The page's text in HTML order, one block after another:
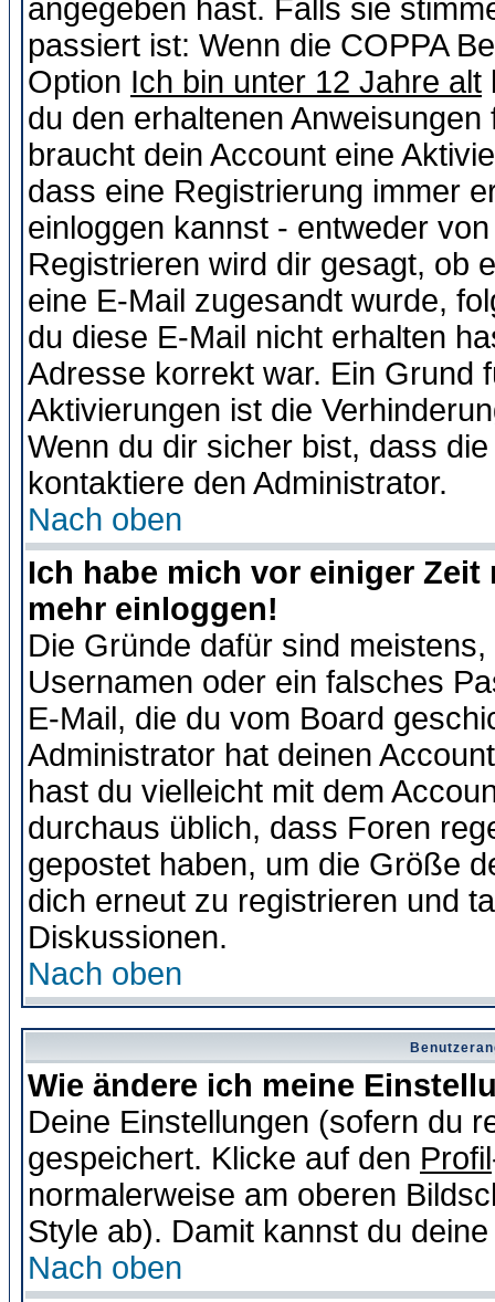
angegeben hast. Falls sie
passiert ist: Wenn die COPPA
Option Ich bin unter 12 Jahre alt
du den erhaltenen
braucht dein Account eine
dass eine Registrierung immer
einloggen kannst - entweder
Registrieren wird dir gesagt, ob
eine E-Mail zugesandt wurde,
du diese E-Mail nicht erhalten
Adresse korrekt war. Ein Grund
Aktivierungen ist die
Wenn du dir sicher bist, dass
kontaktiere den Administrator.
Nach oben
Ich habe mich vor einiger
mehr einloggen!
Die Gründe dafür sind
Usernamen oder ein falsches
E-Mail, die du vom Board
Administrator hat deinen
hast du vielleicht mit dem
durchaus üblich, dass Foren
gepostet haben, um die Größe
dich erneut zu registrieren und
Diskussionen.
Nach oben
Wie ändere ich meine
Deine Einstellungen (sofern du
gespeichert. Klicke auf den Profil
normalerweise am oberen
Style ab). Damit kannst du
Nach oben